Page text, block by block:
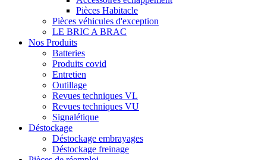
Pièces Habitacle
Pièces véhicules d'exception
LE BRIC A BRAC
Nos Produits
Batteries
Produits covid
Entretien
Outillage
Revues techniques VL
Revues techniques VU
Signalétique
Déstockage
Déstockage embrayages
Déstockage freinage